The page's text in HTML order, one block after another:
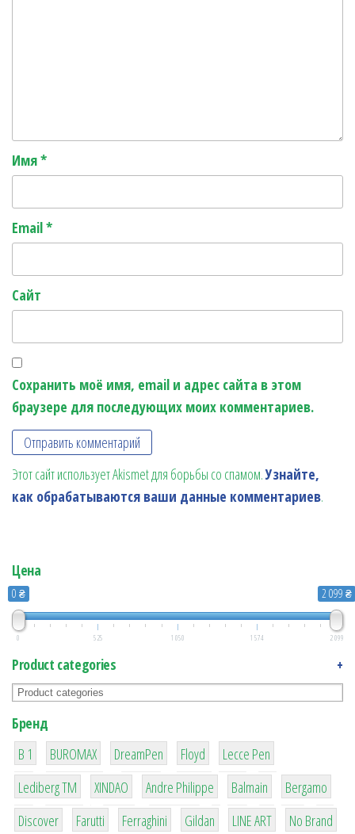
Имя*
Email*
Сайт
Сохранить моё имя, email и адрес сайта в этом
браузере для последующих моих комментариев.
Этот сайт использует Akismet для борьбы со спамом.Узнайте,
как обрабатываются ваши данные комментариев.
Цена
0 ₴ 2 099 ₴
0 525 1 050 1 574 2 099
Product categories +
Бренд
B 1
1
BUROMAX
1
DreamPen
2
Floyd
2
Lecce Pen
3
Lediberg ТМ
3
XINDAO
1
Andre Philippe
4
Balmain
26
Bergamo
64
Discover
299
Farutti
4
Ferraghini
42
Gildan
4
LINE ART
90
No Brand